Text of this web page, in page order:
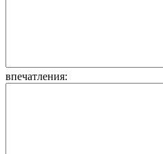
впечатления: